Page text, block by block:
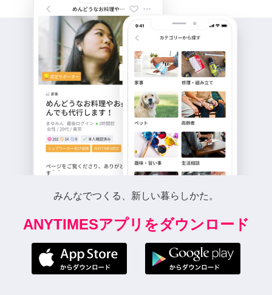
みんなでつくる、新しい暮らしかた。
ANYTIMESアプリをダウンロード